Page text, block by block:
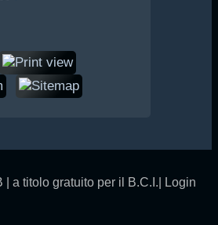
| a titolo gratuito per il B.C.I.| Login